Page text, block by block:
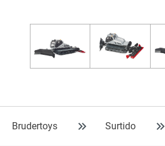
Brudertoys Surtido